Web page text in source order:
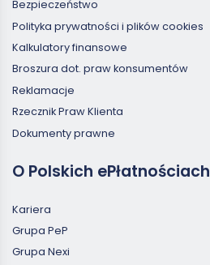
Bezpieczeństwo
Polityka prywatności i plików cookies
Kalkulatory finansowe
Broszura dot. praw konsumentów
Reklamacje
Rzecznik Praw Klienta
Dokumenty prawne
O Polskich ePłatnościach
Kariera
Grupa PeP
Grupa Nexi